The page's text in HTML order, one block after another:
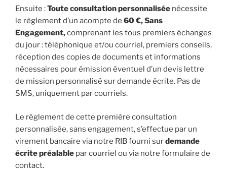
Ensuite :Toute consultation personnalisée nécessite
le règlement d’un acompte de 60 €, Sans
Engagement,comprenant les tous premiers échanges
du jour : téléphonique et/ou courriel, premiers conseils,
réception des copies de documents et informations
nécessaires pour émission éventuel d’un devis lettre
de mission personnalisé sur demande écrite. Pas de
SMS, uniquement par courriels.
Le règlement de cette première consultation
personnalisée, sans engagement, s’effectue par un
virement bancaire via notre RIB fourni surdemande
écrite préalable par courriel ou via notre formulaire de
contact.